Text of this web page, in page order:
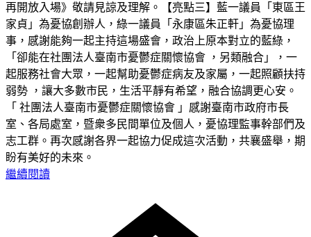
再開放入場》敬請見諒及理解。【亮點三】藍一議員「東區王
家貞」為憂協創辦人，綠一議員「永康區朱正軒」為憂協理
事，感謝能夠一起主持這場盛會，政治上原本對立的藍綠，
「卻能在社團法人臺南市憂鬱症關懷協會 ，另類融合」，一
起服務社會大眾，一起幫助憂鬱症病友及家屬，一起照顧扶持
弱勢 ，讓大多數市民，生活平靜有希望，融合協調更心安。
「 社團法人臺南市憂鬱症關懷協會 」感謝臺南市政府市長
室、各局處室，暨衆多民間單位及個人，憂協理監事幹部們及
志工群。再次感謝各界一起協力促成這次活動，共襄盛舉，期
盼有美好的未來。
繼續閱讀